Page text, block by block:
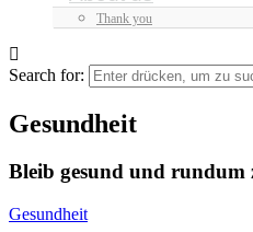
Thank you
Search for:
Gesundheit
Bleib gesund und rundum
Gesundheit